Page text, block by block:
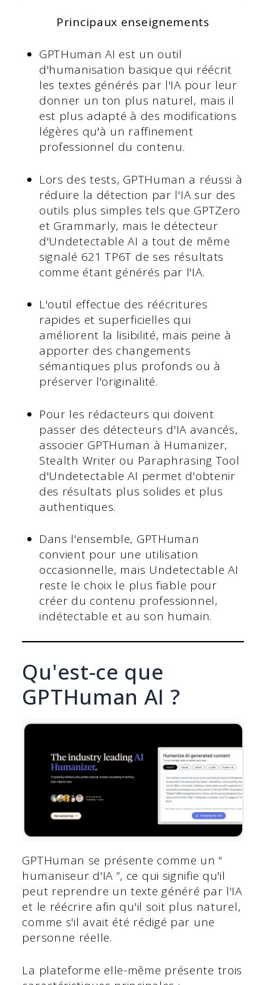
Principaux enseignements
GPTHuman AI est un outil
d'humanisation basique qui réécrit
les textes générés par l'IA pour leur
donner un ton plus naturel, mais il
est plus adapté à des modifications
légères qu'à un raffinement
professionnel du contenu.
Lors des tests, GPTHuman a réussi à
réduire la détection par l'IA sur des
outils plus simples tels que GPTZero
et Grammarly, mais le détecteur
d'Undetectable AI a tout de même
signalé 621 TP6T de ses résultats
comme étant générés par l'IA.
L'outil effectue des réécritures
rapides et superficielles qui
améliorent la lisibilité, mais peine à
apporter des changements
sémantiques plus profonds ou à
préserver l'originalité.
Pour les rédacteurs qui doivent
passer des détecteurs d'IA avancés,
associer GPTHuman à Humanizer,
Stealth Writer ou Paraphrasing Tool
d'Undetectable AI permet d'obtenir
des résultats plus solides et plus
authentiques.
Dans l'ensemble, GPTHuman
convient pour une utilisation
occasionnelle, mais Undetectable AI
reste le choix le plus fiable pour
créer du contenu professionnel,
indétectable et au son humain.
Qu'est-ce que
GPTHuman AI ?
GPTHuman se présente comme un “
humaniseur d'IA ”, ce qui signifie qu'il
peut reprendre un texte généré par l'IA
et le réécrire afin qu'il soit plus naturel,
comme s'il avait été rédigé par une
personne réelle.
La plateforme elle-même présente trois